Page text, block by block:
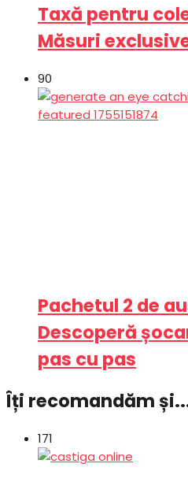
Taxă pentru
Măsuri
90
Pachetul 2 de
Descoperă
pas cu pas
Îți recomandăm
171